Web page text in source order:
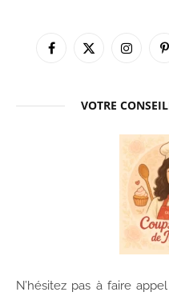
Facebook
X
VOTRE
N’hésitez pas à faire